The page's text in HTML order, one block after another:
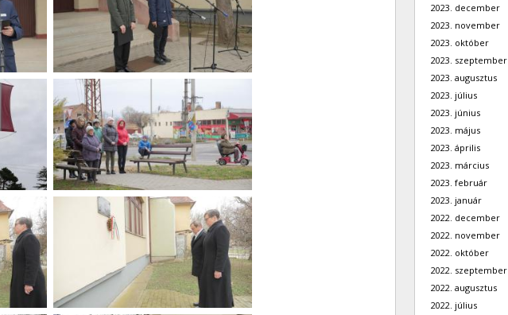
2023. december
2023. november
2023. október
2023. szeptember
2023. augusztus
2023. július
2023. június
2023. május
2023. április
2023. március
2023. február
2023. január
2022. december
2022. november
2022. október
2022. szeptember
2022. augusztus
2022. július